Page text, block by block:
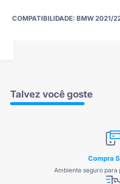
COMPATIBILIDADE: BMW 2021/
Talvez você goste
Compra
Ambiente seguro para